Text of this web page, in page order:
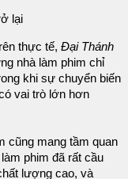
lại
thực tế, Đại Thánh
nhà làm phim chỉ
khi sự chuyển biến
vai trò lớn hơn
cũng mang tầm quan
phim đã rất cầu
lượng cao, và